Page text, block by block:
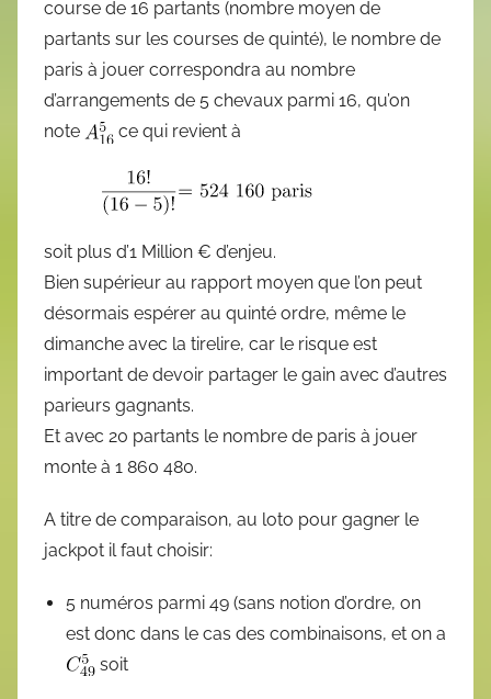
course de 16 partants (nombre moyen de
partants sur les courses de quinté), le nombre de
paris à jouer correspondra au nombre
d’arrangements de 5 chevaux parmi 16, qu’on
note
ce qui revient à
soit plus d’1 Million € d’enjeu.
Bien supérieur au rapport moyen que l’on peut
désormais espérer au quinté ordre, même le
dimanche avec la tirelire, car le risque est
important de devoir partager le gain avec d’autres
parieurs gagnants.
Et avec 20 partants le nombre de paris à jouer
monte à 1 860 480.
A titre de comparaison, au loto pour gagner le
jackpot il faut choisir:
5 numéros parmi 49 (sans notion d’ordre, on
est donc dans le cas des combinaisons, et on a
soit